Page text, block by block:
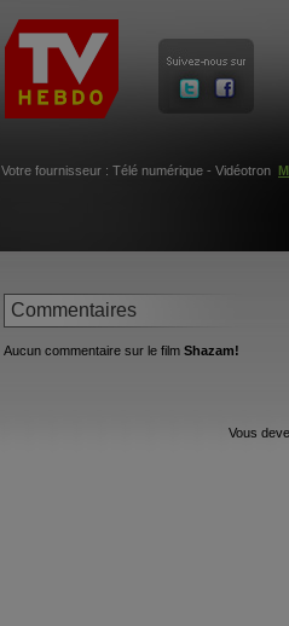
Votre fournisseur : Télé numérique - Vidéotron
Commentaires
Aucun commentaire sur le film Shazam!
Vous